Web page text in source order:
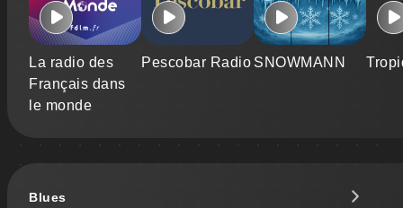
La radio des
Français dans
le monde
Pescobar Radio SNOWMANN
Blues